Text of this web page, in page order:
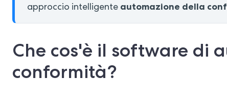
approccio intelligente automazione della
Che cos'è il software di
conformità?